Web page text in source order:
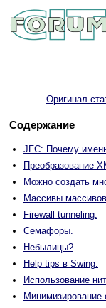
Оригинал
Содержание
JFC: Почему
Преобразование
Можно создать
Массивы
Firewall tunneling.
Семафоры.
Небылицы?
Help tips в Swing.
Использование
Минимизирование